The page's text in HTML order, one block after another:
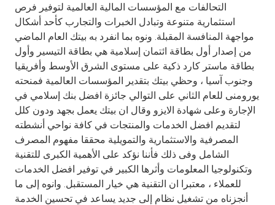
التحالفات مع المؤسسات المالية العالمية لتوفير فرص
استثمارية متنوعة وتبادل الخبرات والتجارب كأحد أشكال
مواجهة المنافسة المقبلة. ونوه بما انفرد به بيتك العام الماضي
من إصدار أول بطاقة ائتمان إسلامية هي بطاقة التيسير وأول
بطاقة ماستر كارد ذكية على مستوى الشرق الأوسط وأفريقيا
وجنوب آسيا ، وحظي بيتك بتقدير المؤسسات العالمية فمنحته
يورومنى للعام الثاني على التوالي جائزة افضل بنك إسلامي في
الإجارة وعلى شهادة الايزو وقال ان بيتك يعمل بجهد ودون كلل
لتقديم افضل الخدمات والمنتجات في كافة نواحي أنشطته
المصرفية والاستثمارية والتمويلية محققا مفهوم المصرف
الشامل وفى ذلك فأننا نؤكد على الأهمية الكبرى للتقنية
وتكنولوجيا المعلومات وأثرها الكبير في توفير افضل الخدمات
للعملاء ، معتبرا ان التقنية هي خيار المستقبل. وانوه إلى ما
أنجزناه من تشغيل نظام إلى جديد يساعد في تحسين الخدمة